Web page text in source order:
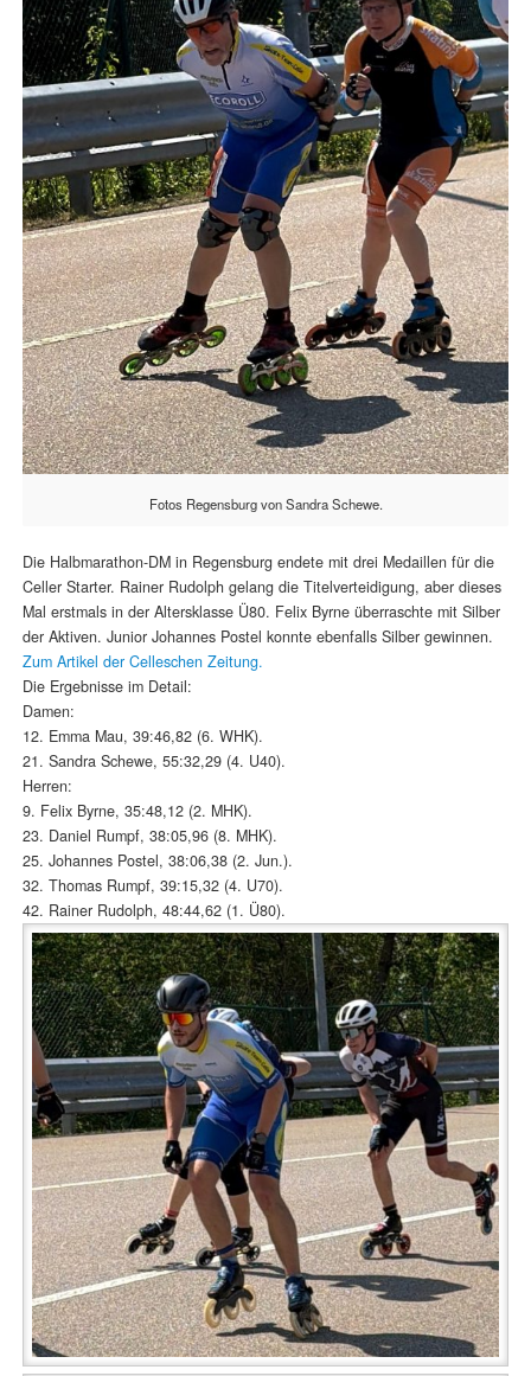
Fotos Regensburg von Sandra Schewe.
Die Halbmarathon-DM in Regensburg endete mit drei Medaillen für die
Celler Starter. Rainer Rudolph gelang die Titelverteidigung, aber dieses
Mal erstmals in der Altersklasse Ü80. Felix Byrne überraschte mit Silber
der Aktiven. Junior Johannes Postel konnte ebenfalls Silber gewinnen.
Zum Artikel der Celleschen Zeitung.
Die Ergebnisse im Detail:
Damen:
12. Emma Mau, 39:46,82 (6. WHK).
21. Sandra Schewe, 55:32,29 (4. U40).
Herren:
9. Felix Byrne, 35:48,12 (2. MHK).
23. Daniel Rumpf, 38:05,96 (8. MHK).
25. Johannes Postel, 38:06,38 (2. Jun.).
32. Thomas Rumpf, 39:15,32 (4. U70).
42. Rainer Rudolph, 48:44,62 (1. Ü80).